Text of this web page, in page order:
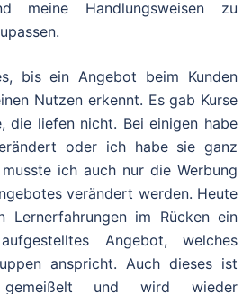
meine Handlungsweisen zu
bis ein Angebot beim Kunden
Nutzen erkennt. Es gab Kurse
die liefen nicht. Bei einigen habe
oder ich habe sie ganz
ich auch nur die Werbung
verändert werden. Heute
Lernerfahrungen im Rücken ein
Angebot, welches
anspricht. Auch dieses ist
und wird wieder